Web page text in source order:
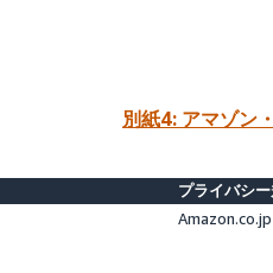
別紙4: アマゾン
プライバシ